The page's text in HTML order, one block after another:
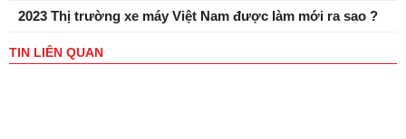
2023 Thị trường xe máy Việt Nam được làm mới ra sao ?
TIN LIÊN QUAN